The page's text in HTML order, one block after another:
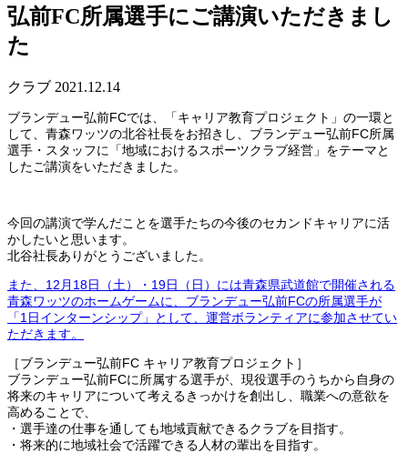
弘前FC所属選手にご講演いただきまし
た
クラブ 2021.12.14
ブランデュー弘前FCでは、「キャリア教育プロジェクト」の一環と
して、青森ワッツの北谷社長をお招きし、ブランデュー弘前FC所属
選手・スタッフに「地域におけるスポーツクラブ経営」をテーマと
したご講演をいただきました。
今回の講演で学んだことを選手たちの今後のセカンドキャリアに活
かしたいと思います。
北谷社長ありがとうございました。
また、12月18日（土）・19日（日）には青森県武道館で開催される
青森ワッツのホームゲームに、ブランデュー弘前FCの所属選手が
「1日インターンシップ」として、運営ボランティアに参加させてい
ただきます。
［ブランデュー弘前FC キャリア教育プロジェクト］
ブランデュー弘前FCに所属する選手が、現役選手のうちから自身の
将来のキャリアについて考えるきっかけを創出し、職業への意欲を
高めることで、
・選手達の仕事を通しても地域貢献できるクラブを目指す。
・将来的に地域社会で活躍できる人材の輩出を目指す。